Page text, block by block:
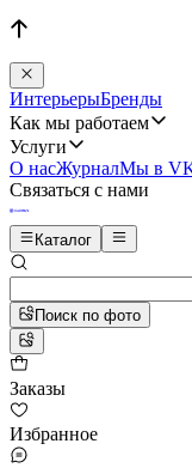
ИнтерьерыБренды
Как мы работаем
Услуги
О насЖурналМы в
Связаться с нами
Каталог
Поиск по фото
Заказы
Избранное